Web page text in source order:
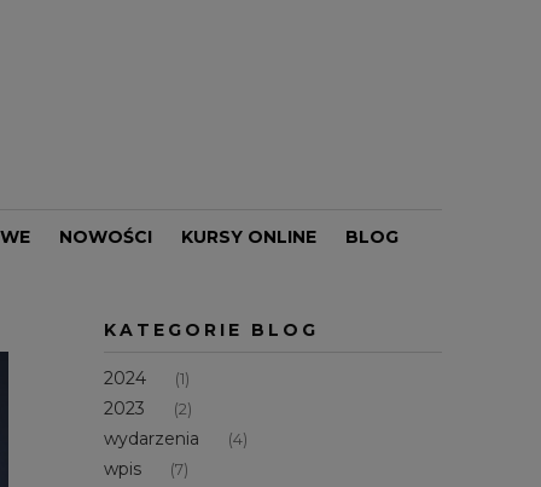
NOWOŚCI KURSY ONLINE BLOG
KATEGORIE BLOG
2024 (1)
2023 (2)
wydarzenia (4)
wpis (7)